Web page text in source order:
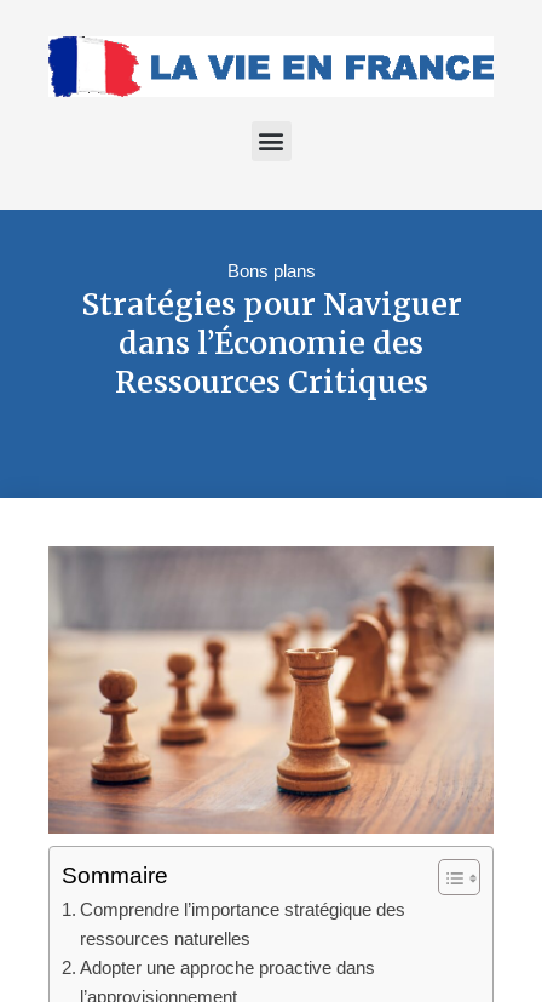
Bons plans
Stratégies pour Naviguer
dans l’Économie des
Ressources Critiques
Sommaire
Comprendre l’importance stratégique des
ressources naturelles
Adopter une approche proactive dans
l’approvisionnement